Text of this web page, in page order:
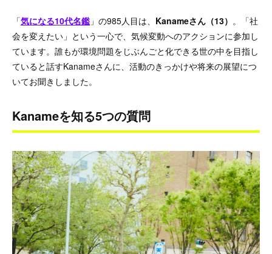
「気になる10代名鑑 」の985人目は、 Kanameさん（13） 。「社
会を変えたい」という一心で、気候変動へのアクションに参加し
ています。誰もが環境問題をじぶんごと化できる世の中を目指し
ていると話すKanameさんに、活動のきっかけや将来の展望につ
いてお聞きしました。
Kanameを知る5つの質問